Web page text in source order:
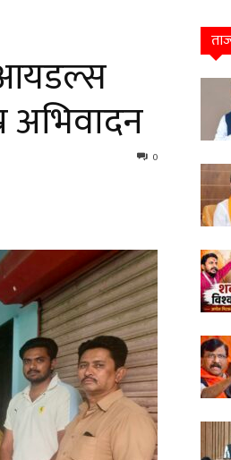
आयडल्स
अभिवादन
0